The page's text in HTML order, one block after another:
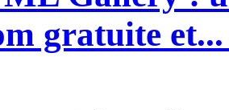
gratuite